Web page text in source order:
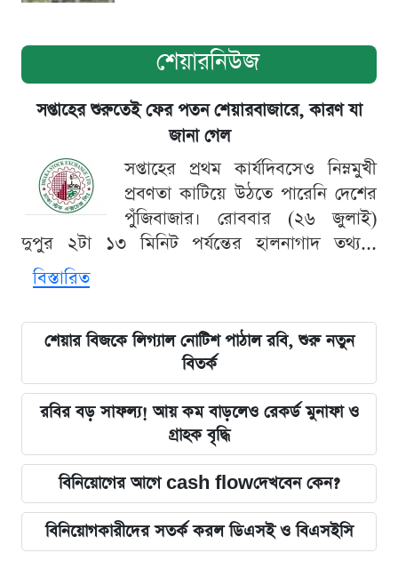
শেয়ারনিউজ
সপ্তাহের শুরুতেই ফের পতন শেয়ারবাজারে, কারণ যা
জানা গেল
সপ্তাহের প্রথম কার্যদিবসেও নিম্নমুখী
প্রবণতা কাটিয়ে উঠতে পারেনি দেশের
পুঁজিবাজার। রোববার (২৬ জুলাই)
দুপুর ২টা ১৩ মিনিট পর্যন্তের হালনাগাদ তথ্য...
বিস্তারিত
শেয়ার বিজকে লিগ্যাল নোটিশ পাঠাল রবি, শুরু নতুন
বিতর্ক
রবির বড় সাফল্য! আয় কম বাড়লেও রেকর্ড মুনাফা ও
গ্রাহক বৃদ্ধি
বিনিয়োগের আগে cash flowদেখবেন কেন?
বিনিয়োগকারীদের সতর্ক করল ডিএসই ও বিএসইসি